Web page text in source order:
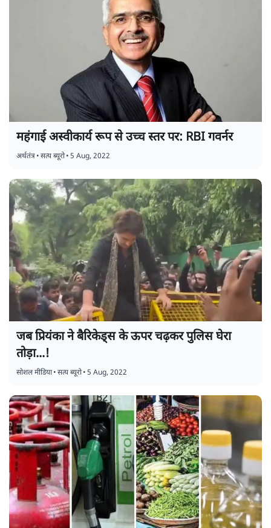
महंगाई अस्वीकार्य रूप से उच्च स्तर पर: RBI गवर्नर
अर्थतंत्र•सत्य ब्यूरो•5 Aug, 2022
जब प्रियंका ने बैरिकेड्स के ऊपर चढ़कर पुलिस घेरा
तोड़ा...!
सोशल मीडिया•सत्य ब्यूरो•5 Aug, 2022